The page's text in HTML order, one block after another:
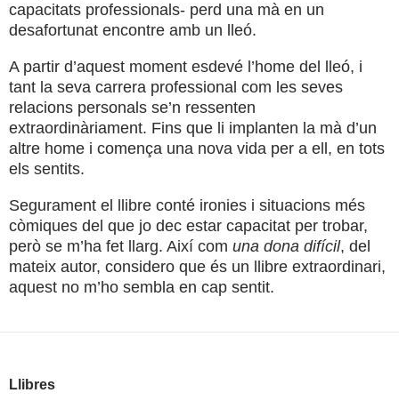
capacitats professionals- perd una mà en un
desafortunat encontre amb un lleó.
A partir d’aquest moment esdevé l’home del lleó, i
tant la seva carrera professional com les seves
relacions personals se’n ressenten
extraordinàriament. Fins que li implanten la mà d’un
altre home i comença una nova vida per a ell, en tots
els sentits.
Segurament el llibre conté ironies i situacions més
còmiques del que jo dec estar capacitat per trobar,
però se m’ha fet llarg. Així com una dona difícil, del
mateix autor, considero que és un llibre extraordinari,
aquest no m’ho sembla en cap sentit.
Llibres